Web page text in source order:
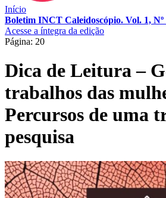
Início
Boletim INCT Caleidoscópio. Vol. 1, Nº
Acesse a íntegra da edição
Página: 20
Dica de Leitura –
trabalhos das
Percursos de uma
pesquisa